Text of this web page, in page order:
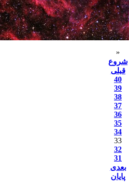
«
شروع
قبلی
40
39
38
37
36
35
34
33
32
31
بعدی
پایان